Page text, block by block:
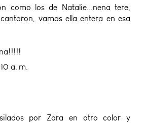
como los de Natalie...nena tere,
vamos ella entera en esa
a. m.
por Zara en otro color y